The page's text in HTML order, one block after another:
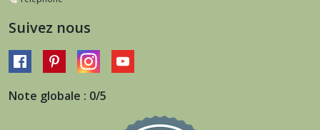
Suivez nous
Note globale : 0/5